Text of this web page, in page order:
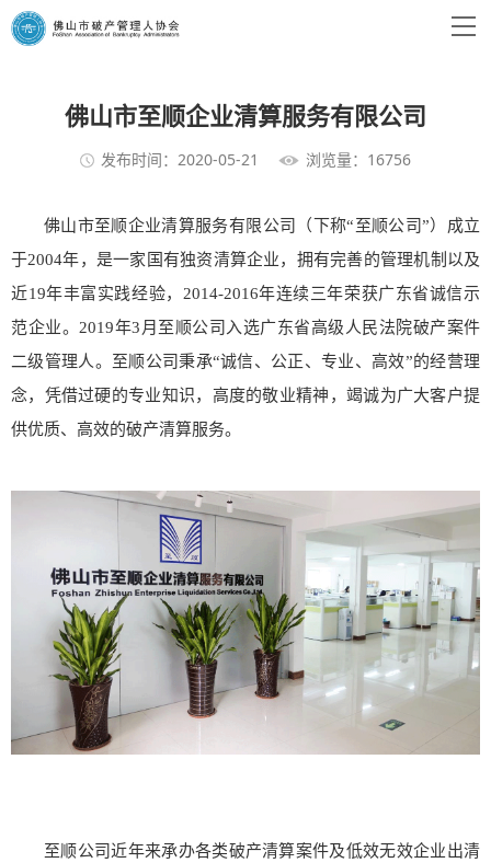
佛山市至顺企业清算服务有限公司
发布时间：2020-05-21 浏览量：16756
佛山市至顺企业清算服务有限公司（下称“至顺公司”）成立
于2004年，是一家国有独资清算企业，拥有完善的管理机制以及
近19年丰富实践经验，2014-2016年连续三年荣获广东省诚信示
范企业。2019年3月至顺公司入选广东省高级人民法院破产案件
二级管理人。至顺公司秉承“诚信、公正、专业、高效”的经营理
念，凭借过硬的专业知识，高度的敬业精神，竭诚为广大客户提
供优质、高效的破产清算服务。
至顺公司近年来承办各类破产清算案件及低效无效企业出清